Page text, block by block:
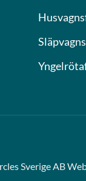
Sverige AB